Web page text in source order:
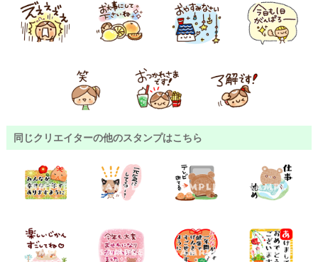
同じクリエイターの他のスタンプはこちら